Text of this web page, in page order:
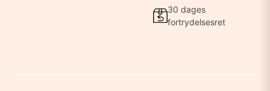
30 dages
fortrydelsesret